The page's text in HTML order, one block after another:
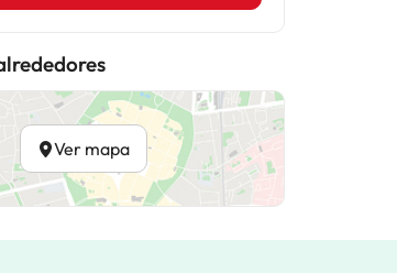
Ver mapa